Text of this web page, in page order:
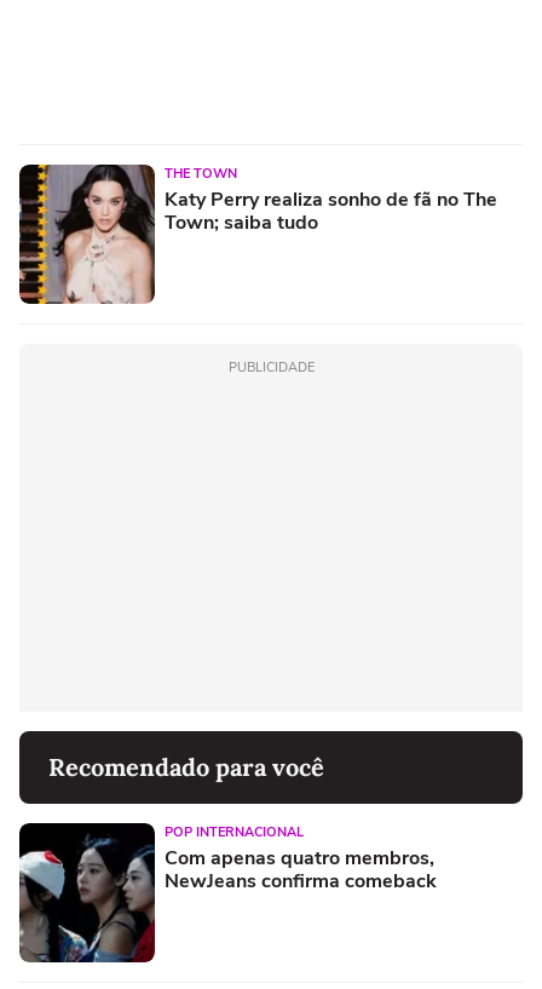
THE TOWN
Katy Perry realiza sonho de fã no The
Town; saiba tudo
PUBLICIDADE
Recomendado para você
POP INTERNACIONAL
Com apenas quatro membros,
NewJeans confirma comeback